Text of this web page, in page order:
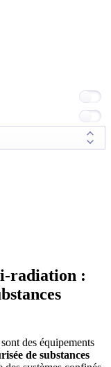
radiation :
sont des équipements
de substances